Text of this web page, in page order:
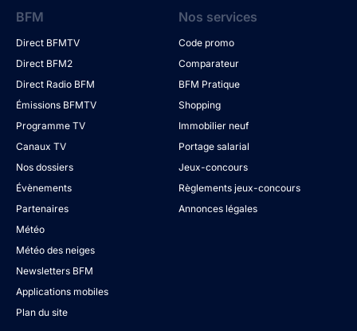
BFM
Direct BFMTV
Direct BFM2
Direct Radio BFM
Émissions BFMTV
Programme TV
Canaux TV
Nos dossiers
Évènements
Partenaires
Météo
Météo des neiges
Newsletters BFM
Applications mobiles
Plan du site
Nos services
Code promo
Comparateur
BFM Pratique
Shopping
Immobilier neuf
Portage salarial
Jeux-concours
Règlements jeux-concours
Annonces légales